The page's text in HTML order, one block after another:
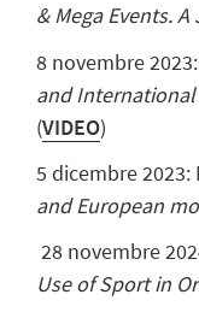
& Mega Events.
8 novembre
and International
(VIDEO)
5 dicembre
and European
28 novembre
Use of Sport in